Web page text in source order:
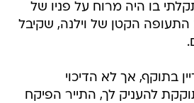
בו היה מרוח על פניו של
הקטן של וילנה, שקיבל
בתוקף, אך לא הדיכוי
להעניק לך, התייר הפיקח